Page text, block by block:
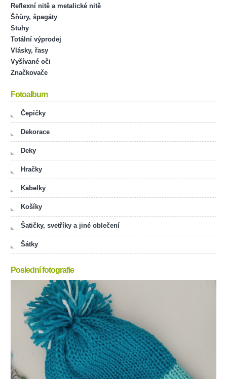
Reflexní nitě a metalické nitě
Šňůry, špagáty
Stuhy
Totální výprodej
Vlásky, řasy
Vyšívané oči
Značkovače
Fotoalbum
Čepičky
Dekorace
Deky
Hračky
Kabelky
Košíky
Šatičky, svetříky a jiné oblečení
Šátky
Poslední fotografie